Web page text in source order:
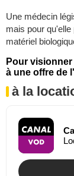
Une médecin
mais pour
matériel
Pour
à une offre de
à la